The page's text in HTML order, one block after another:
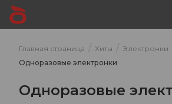
Главная страница / Хиты / Электронки
Одноразовые электронки
Одноразовые